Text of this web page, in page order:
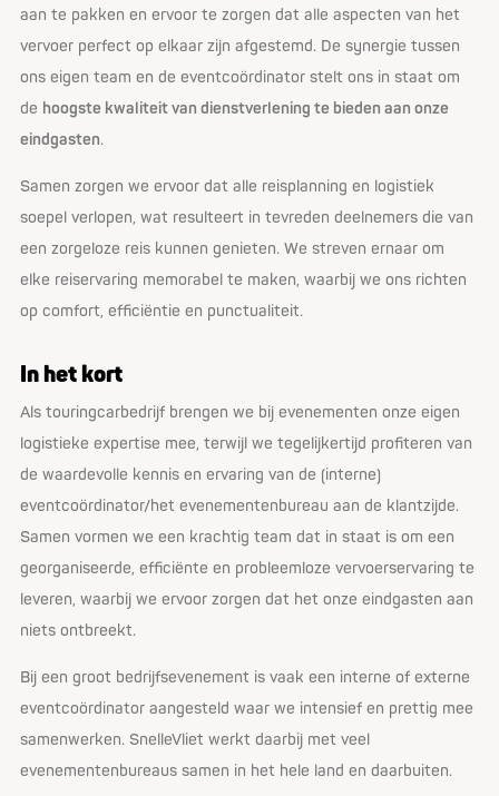
aan te pakken en ervoor te zorgen dat alle aspecten van het
vervoer perfect op elkaar zijn afgestemd. De synergie tussen
ons eigen team en de eventcoördinator stelt ons in staat om
de hoogste kwaliteit van dienstverlening te bieden aan onze
eindgasten.
Samen zorgen we ervoor dat alle reisplanning en logistiek
soepel verlopen, wat resulteert in tevreden deelnemers die van
een zorgeloze reis kunnen genieten. We streven ernaar om
elke reiservaring memorabel te maken, waarbij we ons richten
op comfort, efficiëntie en punctualiteit.
In het kort
Als touringcarbedrijf brengen we bij evenementen onze eigen
logistieke expertise mee, terwijl we tegelijkertijd profiteren van
de waardevolle kennis en ervaring van de (interne)
eventcoördinator/het evenementenbureau aan de klantzijde.
Samen vormen we een krachtig team dat in staat is om een
georganiseerde, efficiënte en probleemloze vervoerservaring te
leveren, waarbij we ervoor zorgen dat het onze eindgasten aan
niets ontbreekt.
Bij een groot bedrijfsevenement is vaak een interne of externe
eventcoördinator aangesteld waar we intensief en prettig mee
samenwerken. SnelleVliet werkt daarbij met veel
evenementenbureaus samen in het hele land en daarbuiten.